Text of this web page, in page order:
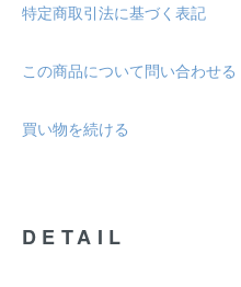
特定商取引法に基づく表記
この商品について問い合わせる
買い物を続ける
DETAIL